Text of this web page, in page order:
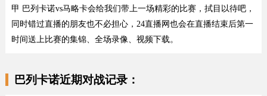
甲 巴列卡诺vs马略卡会给我们带上一场精彩的比赛，拭目以待吧，
同时错过直播的朋友也不必担心，24直播网也会在直播结束后第一
时间送上比赛的集锦、全场录像、视频下载。
巴列卡诺近期对战记录：